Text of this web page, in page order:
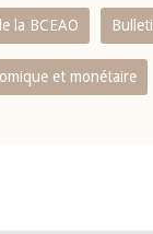
la BCEAO
et monétaire